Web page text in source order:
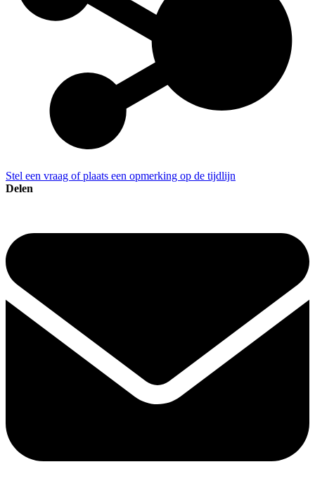
Stel een vraag of plaats een opmerking op de tijdlijn
Delen